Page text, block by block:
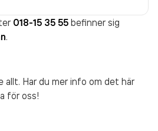
018-15 35 55 befinner sig
.
Har du mer info om det här
för oss!